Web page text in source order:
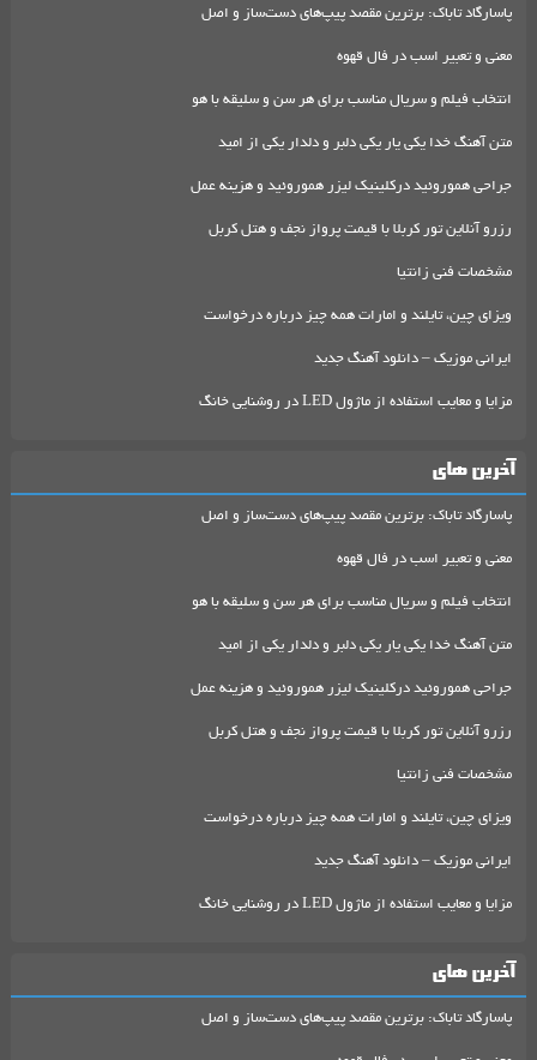
پاسارگاد تاباک: برترین مقصد پیپ‌های دست‌ساز و اصل
معنی و تعبیر اسب در فال قهوه
انتخاب فیلم و سریال مناسب برای هر سن و سلیقه با هو
متن آهنگ خدا یکی یار یکی دلبر و دلدار یکی از امید
جراحی هموروئید درکلینیک لیزر هموروئید و هزینه عمل
رزرو آنلاین تور کربلا با قیمت پرواز نجف و هتل کربل
مشخصات فنی زانتیا
ویزای چین، تایلند و امارات همه چیز درباره درخواست
ایرانی موزیک – دانلود آهنگ جدید
مزایا و معایب استفاده از ماژول LED در روشنایی خانگ
آخرین های
پاسارگاد تاباک: برترین مقصد پیپ‌های دست‌ساز و اصل
معنی و تعبیر اسب در فال قهوه
انتخاب فیلم و سریال مناسب برای هر سن و سلیقه با هو
متن آهنگ خدا یکی یار یکی دلبر و دلدار یکی از امید
جراحی هموروئید درکلینیک لیزر هموروئید و هزینه عمل
رزرو آنلاین تور کربلا با قیمت پرواز نجف و هتل کربل
مشخصات فنی زانتیا
ویزای چین، تایلند و امارات همه چیز درباره درخواست
ایرانی موزیک – دانلود آهنگ جدید
مزایا و معایب استفاده از ماژول LED در روشنایی خانگ
آخرین های
پاسارگاد تاباک: برترین مقصد پیپ‌های دست‌ساز و اصل